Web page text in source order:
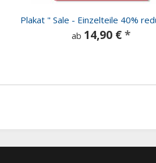
Plakat " Sale - Einzelteile 40%
ab 14,90 €*